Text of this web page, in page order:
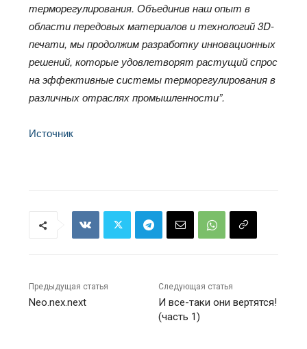
терморегулирования. Объединив наш опыт в
области передовых материалов и технологий 3D-
печати, мы продолжим разработку инновационных
решений, которые удовлетворят растущий спрос
на эффективные системы терморегулирования в
различных отраслях промышленности”.
Источник
Предыдущая статья
Neo.nex.next
Следующая статья
И все-таки они вертятся!
(часть 1)